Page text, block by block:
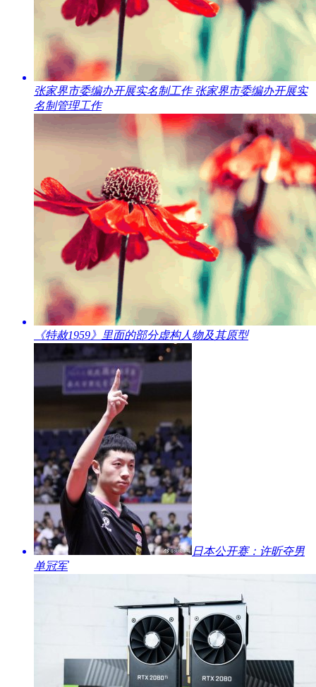
​张家界市委编办开展实名制工作 张家界市委编办开展实
名制管理工作
​《特赦1959》里面的部分虚构人物及其原型
​日本公开赛：许昕夺男
单冠军